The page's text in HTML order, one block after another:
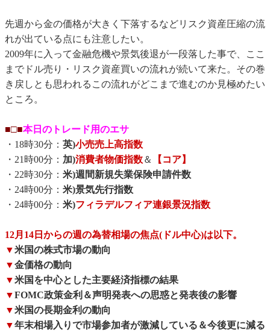
先週から金の価格が大きく下落するなどリスク資産圧縮の流
れが出ている点にも注意したい。
2009年に入って金融危機や景気後退が一段落した事で、ここ
までドル売り・リスク資産買いの流れが続いて来た。その巻
き戻しとも思われるこの流れがどこまで進むのか見極めたい
ところ。
■□■本日のトレード用のエサ
・18時30分： 英)小売売上高指数
・21時00分： 加)消費者物価指数＆
【コア】
・22時30分： 米)週間新規失業保険申請件数
・24時00分： 米)景気先行指数
・24時00分： 米)フィラデルフィア連銀景況指数
12月14日からの週の為替相場の焦点(ドル中心)は以下。
▼米国の株式市場の動向
▼金価格の動向
▼米国を中心とした主要経済指標の結果
▼FOMC政策金利＆声明発表への思惑と発表後の影響
▼米国の長期金利の動向
▼年末相場入りで市場参加者が激減している＆今後更に減る